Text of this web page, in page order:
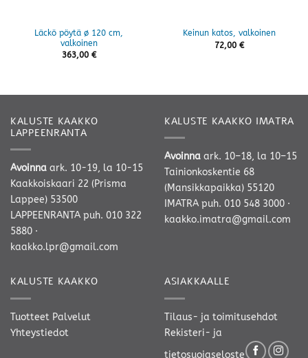
Läckö pöytä ø 120 cm,
valkoinen
363,00 €
Keinun katos, valkoinen
72,00 €
KALUSTE KAAKKO
LAPPEENRANTA
Avoinna ark. 10-19, la 10-15
Kaakkoiskaari 22 (Prisma
Lappee) 53500
LAPPEENRANTA puh. 010 322
5880 ·
kaakko.lpr@gmail.com
KALUSTE KAAKKO IMATRA
Avoinna ark. 10–18, la 10–15
Tainionkoskentie 68
(Mansikkapaikka) 55120
IMATRA puh. 010 548 3000 ·
kaakko.imatra@gmail.com
KALUSTE KAAKKO
Tuotteet Palvelut
Yhteystiedot
ASIAKKAALLE
Tilaus- ja toimitusehdot
Rekisteri- ja
tietosuojaseloste